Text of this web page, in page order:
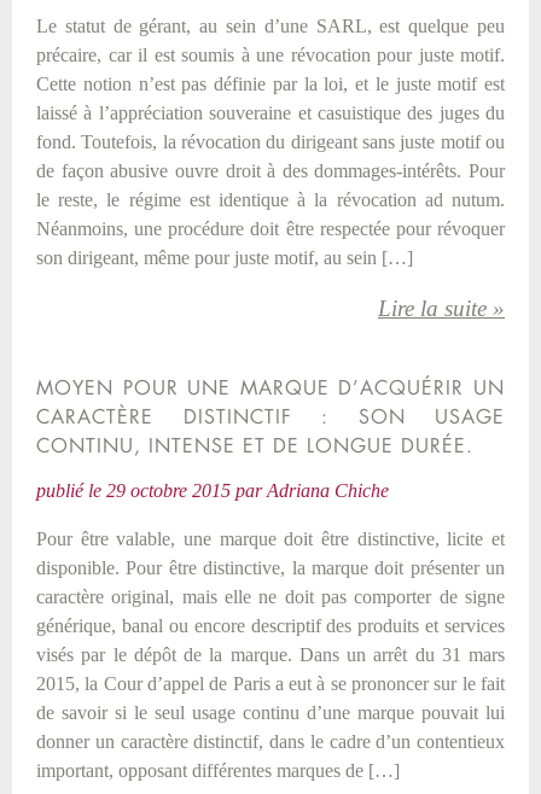
Le statut de gérant, au sein d’une SARL, est quelque peu
précaire, car il est soumis à une révocation pour juste motif.
Cette notion n’est pas définie par la loi, et le juste motif est
laissé à l’appréciation souveraine et casuistique des juges du
fond. Toutefois, la révocation du dirigeant sans juste motif ou
de façon abusive ouvre droit à des dommages-intérêts. Pour
le reste, le régime est identique à la révocation ad nutum.
Néanmoins, une procédure doit être respectée pour révoquer
son dirigeant, même pour juste motif, au sein […]
Lire la suite »
MOYEN POUR UNE MARQUE D’ACQUÉRIR UN
CARACTÈRE DISTINCTIF : SON USAGE
CONTINU, INTENSE ET DE LONGUE DURÉE.
publié le 29 octobre 2015 parAdriana Chiche
Pour être valable, une marque doit être distinctive, licite et
disponible. Pour être distinctive, la marque doit présenter un
caractère original, mais elle ne doit pas comporter de signe
générique, banal ou encore descriptif des produits et services
visés par le dépôt de la marque. Dans un arrêt du 31 mars
2015, la Cour d’appel de Paris a eut à se prononcer sur le fait
de savoir si le seul usage continu d’une marque pouvait lui
donner un caractère distinctif, dans le cadre d’un contentieux
important, opposant différentes marques de […]